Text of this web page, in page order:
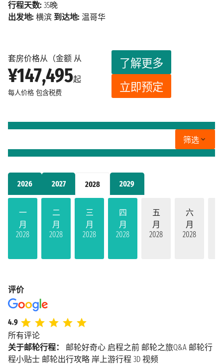
2026 2027 2028 2029
一
月
2028
二
月
2028
三
月
2028
四
月
2028
五
月
2028
六
月
2028
套房价格从（金额 从
¥147,495起
每人价格 包含税费
了解更多
立即预定
行程天数: 35晚
出发地: 横滨 到达地: 温哥华
筛选
评价
4.9
所有评论
关于邮轮行程：
邮轮好奇心 启程之前 邮轮之旅Q&A 邮轮行
程小贴士 邮轮出行攻略 岸上游行程 3D 视频